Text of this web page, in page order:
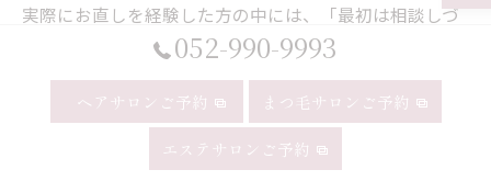
実際にお直しを経験した方の中には、「最初は相談しづ
らかったが、丁寧に対応してもらい安心した」という声
もあります。疑問点があれば美容師に率直に質問し、不
安を解消してから再施術を依頼しましょう。
052-990-9993
ヘアサロンご予約 まつ毛サロンご予約
エステサロンご予約